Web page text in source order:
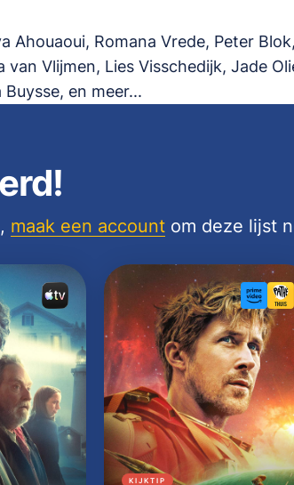
Ahouaoui, Romana Vrede, Peter Blok,
van Vlijmen, Lies Visschedijk, Jade
en meer...
maak een account om deze lijst
KIJKTIP